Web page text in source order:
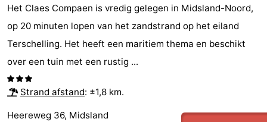
Speeltuinen
-
centra
Natuur
Het Claes Compaen is vredig gelegen in Midsland-Noord,
op 20 minuten lopen van het zandstrand op het eiland
Terschelling. Het heeft een maritiem thema en beschikt
over een tuin met een rustig ...
Strand afstand: ±1,8 km.
Heereweg 36, Midsland